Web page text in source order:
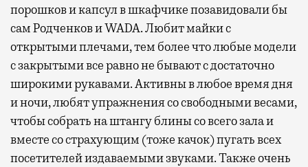
порошков и капсул в шкафчике позавидовали бы
сам Родченков и WADA. Любит майки с
открытыми плечами, тем более что любые модели
с закрытыми все равно не бывают с достаточно
широкими рукавами. Активны в любое время дня
и ночи, любят упражнения со свободными весами,
чтобы собрать на штангу блины со всего зала и
вместе со страхующим (тоже качок) пугать всех
посетителей издаваемыми звуками. Также очень